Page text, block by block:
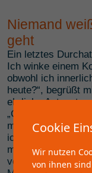
Niemand
geht
Ein letztes
Ich winke einem
obwohl ich
heute?“, begrüßt
ehrliche Antwort
„Gut, wie immer
möchte am
ich bin überfordert
meine Tür – das
vollkommen
Cookie
Wir nutzen
von ihnen